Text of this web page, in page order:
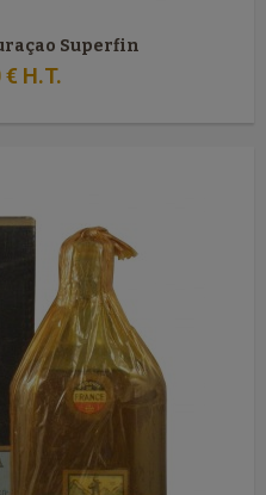
Superfin
€ H.T.